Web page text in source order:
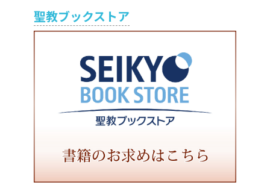
聖教ブックストア